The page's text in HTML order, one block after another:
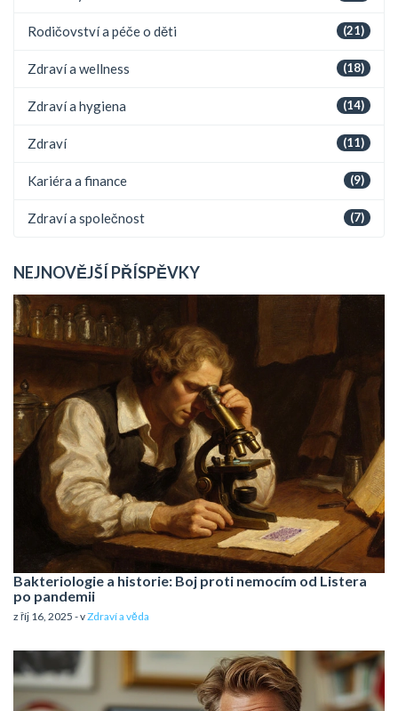
(21)
Rodičovství a péče o děti
(18)
Zdraví a wellness
(14)
Zdraví a hygiena
(11)
Zdraví
(9)
Kariéra a finance
(7)
Zdraví a společnost
NEJNOVĚJŠÍ PŘÍSPĚVKY
Bakteriologie a historie: Boj proti nemocím od Listera
po pandemii
z říj 16, 2025 - vZdraví a věda